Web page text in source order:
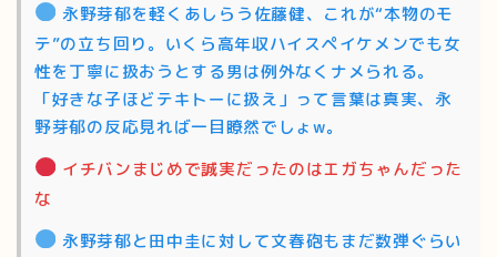
永野芽郁を軽くあしらう佐藤健、これが“本物のモ
テ”の立ち回り。いくら高年収ハイスペイケメンでも女
性を丁寧に扱おうとする男は例外なくナメられる。
「好きな子ほどテキトーに扱え」って言葉は真実、永
野芽郁の反応見れば一目瞭然でしょw。
イチバンまじめで誠実だったのはエガちゃんだった
な
永野芽郁と田中圭に対して文春砲もまだ数弾ぐらい